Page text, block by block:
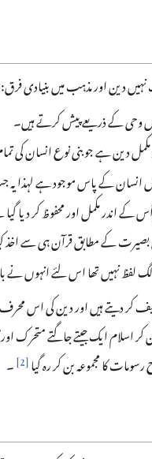
دین اور مذہب میں بنیادی فرق:
کے ذریعے پیش کرتے ہیں۔
دین ہے جو بنی نوع انسان کی
انسان کے پاس موجود ہے لہذا
کے اندر مکمل اور محفوظ کر
کے مطابق قرآن ہی سے اخذ
لفظ نہیں تھا اس لئے انہوں
کر دیتے ہیں اور دین کی اس
کر اسلام ایک جیتے جاگتے
کا مجموعہ بن کر رہ گیا[
2
]۔